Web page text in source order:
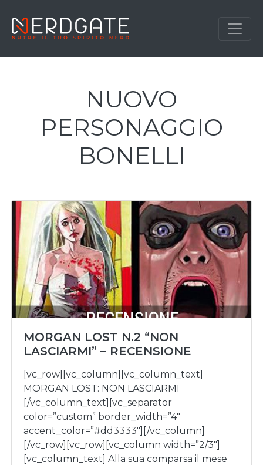
NUOVO
PERSONAGGIO
BONELLI
MORGAN LOST N.2 “NON
LASCIARMI” – RECENSIONE
[vc_row][vc_column][vc_column_text]
MORGAN LOST: NON LASCIARMI
[/vc_column_text][vc_separator
color=”custom” border_width=”4″
accent_color=”#dd3333″][/vc_column]
[/vc_row][vc_row][vc_column width=”2/3″]
[vc_column_text] Alla sua comparsa il mese